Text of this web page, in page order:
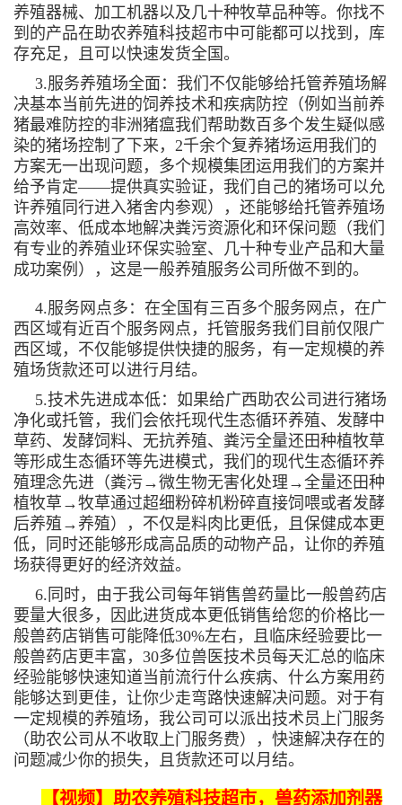
养殖器械、加工机器以及几十种牧草品种等。你找不
到的产品在助农养殖科技超市中可能都可以找到，库
存充足，且可以快速发货全国。
3.服务养殖场全面：我们不仅能够给托管养殖场解
决基本当前先进的饲养技术和疾病防控（例如当前养
猪最难防控的非洲猪瘟我们帮助数百多个发生疑似感
染的猪场控制了下来，2千余个复养猪场运用我们的
方案无一出现问题，多个规模集团运用我们的方案并
给予肯定——提供真实验证，我们自己的猪场可以允
许养殖同行进入猪舍内参观），还能够给托管养殖场
高效率、低成本地解决粪污资源化和环保问题（我们
有专业的养殖业环保实验室、几十种专业产品和大量
成功案例），这是一般养殖服务公司所做不到的。
4.服务网点多：在全国有三百多个服务网点，在广
西区域有近百个服务网点，托管服务我们目前仅限广
西区域，不仅能够提供快捷的服务，有一定规模的养
殖场货款还可以进行月结。
5.技术先进成本低：如果给广西助农公司进行猪场
净化或托管，我们会依托现代生态循环养殖、发酵中
草药、发酵饲料、无抗养殖、粪污全量还田种植牧草
等形成生态循环等先进模式，我们的现代生态循环养
殖理念先进（粪污→微生物无害化处理→全量还田种
植牧草→牧草通过超细粉碎机粉碎直接饲喂或者发酵
后养殖→养殖），不仅是料肉比更低，且保健成本更
低，同时还能够形成高品质的动物产品，让你的养殖
场获得更好的经济效益。
6.同时，由于我公司每年销售兽药量比一般兽药店
要量大很多，因此进货成本更低销售给您的价格比一
般兽药店销售可能降低30%左右，且临床经验要比一
般兽药店更丰富，30多位兽医技术员每天汇总的临床
经验能够快速知道当前流行什么疾病、什么方案用药
能够达到更佳，让你少走弯路快速解决问题。对于有
一定规模的养殖场，我公司可以派出技术员上门服务
（助农公司从不收取上门服务费），快速解决存在的
问题减少你的损失，且货款还可以月结。
【视频】助农养殖科技超市，兽药添加剂器